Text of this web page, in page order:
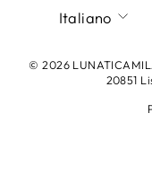
LINGUA
Italiano
© 2026
20851